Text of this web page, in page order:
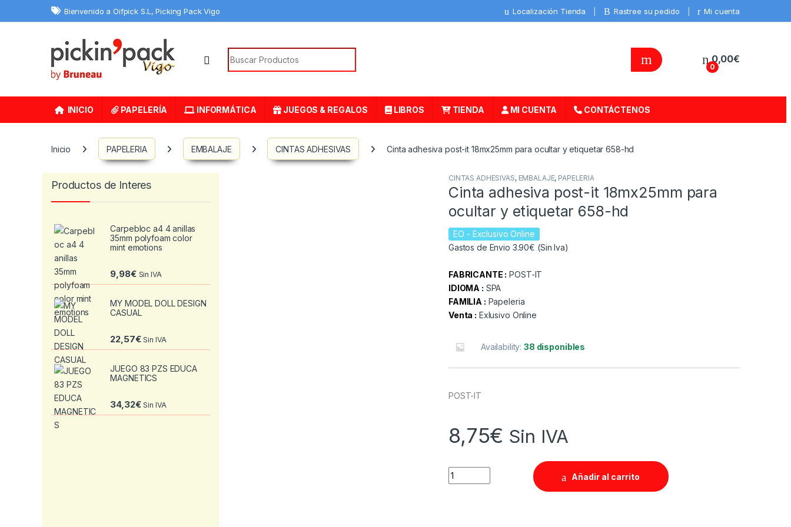
Skip to navigation
Skip to content Bienvenido a Oifpick S.L, Picking Pack Vigo Localización Tienda Rastree su pedido Mi cuenta
Search for:
0
0,00€
INICIO PAPELERÍA INFORMÁTICA JUEGOS & REGALOS LIBROS TIENDA MI CUENTA CONTÁCTENOS
Inicio PAPELERIA EMBALAJE CINTAS ADHESIVAS Cinta adhesiva post-it 18mx25mm para ocultar y etiquetar 658-hd
CINTAS ADHESIVAS, EMBALAJE, PAPELERIA
Cinta adhesiva post-it 18mx25mm para
ocultar y etiquetar 658-hd
EO - Exclusivo Online
Gastos de Envio 3.90€ (Sin Iva)
FABRICANTE : POST-IT
IDIOMA : SPA
FAMILIA : Papeleria
Venta : Exlusivo Online
Availability:38 disponibles
POST-IT
8,75€ Sin IVA
Quantity
Añadir al carrito
Productos de Interes
Carpebloc a4 4 anillas
35mm polyfoam color
mint emotions
9,98€ Sin IVA
MY MODEL DOLL DESIGN
CASUAL
22,57€ Sin IVA
JUEGO 83 PZS EDUCA
MAGNETICS
34,32€ Sin IVA